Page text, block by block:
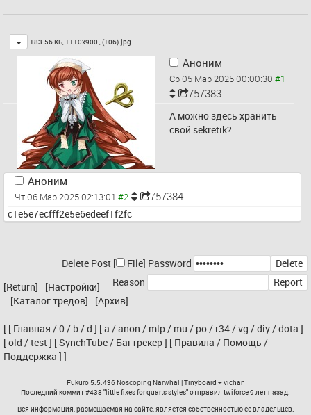
Toggle
183.56 КБ, 1110x900 ,(106).jpg
Аноним
Ср 05 Мар 2025 00:00:30
757383
А можно здесь хранить
свой sekretik?
Аноним
Чт 06 Мар 2025 02:13:01 757384
c1e5e7ecfff2e5e6edeef1f2fc
Delete Post [ File] Password
Reason
[Return]
[Настройки]
[Каталог тредов]
[Архив]
[ [ Главная /0 / b/d ] [a /anon / mlp/ mu / po/ r34/vg /diy/dota ]
[old /test] [SynchTube/ Багтрекер] [ Правила / Помощь /
Поддержка ] ]
Fukuro5.5.436 Noscoping Narwhal |Tinyboard +vichan
Последний коммит #438 "little fixes for quarts styles" отправил twiforce9 лет назад.
Вся информация, размещаемая на сайте, является собственностью её владельцев.